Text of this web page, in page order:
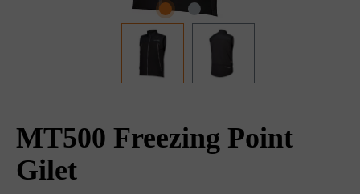
MT500 Freezing Point
Gilet